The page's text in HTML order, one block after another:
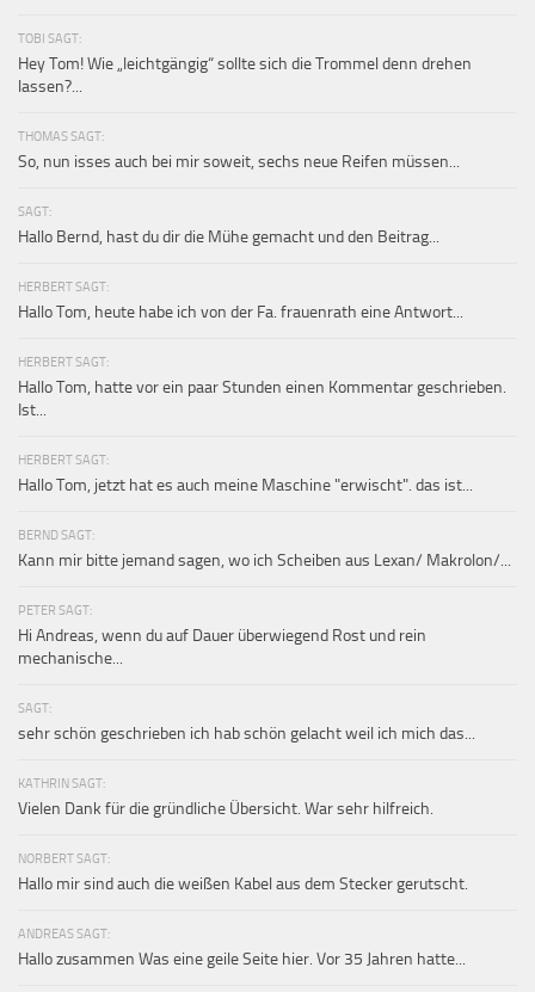
TOBI SAGT:
Hey Tom! Wie „leichtgängig“ sollte sich die Trommel denn drehen
lassen?...
THOMAS SAGT:
So, nun isses auch bei mir soweit, sechs neue Reifen müssen...
SAGT:
Hallo Bernd, hast du dir die Mühe gemacht und den Beitrag...
HERBERT SAGT:
Hallo Tom, heute habe ich von der Fa. frauenrath eine Antwort...
HERBERT SAGT:
Hallo Tom, hatte vor ein paar Stunden einen Kommentar geschrieben.
Ist...
HERBERT SAGT:
Hallo Tom, jetzt hat es auch meine Maschine "erwischt". das ist...
BERND SAGT:
Kann mir bitte jemand sagen, wo ich Scheiben aus Lexan/ Makrolon/...
PETER SAGT:
Hi Andreas, wenn du auf Dauer überwiegend Rost und rein
mechanische...
SAGT:
sehr schön geschrieben ich hab schön gelacht weil ich mich das...
KATHRIN SAGT:
Vielen Dank für die gründliche Übersicht. War sehr hilfreich.
NORBERT SAGT:
Hallo mir sind auch die weißen Kabel aus dem Stecker gerutscht.
ANDREAS SAGT:
Hallo zusammen Was eine geile Seite hier. Vor 35 Jahren hatte...